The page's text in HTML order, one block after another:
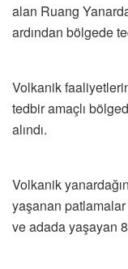
alan Ruang
ardından bölgede
Volkanik
tedbir amaçlı
alındı.
Volkanik
yaşanan
ve adada yaşayan